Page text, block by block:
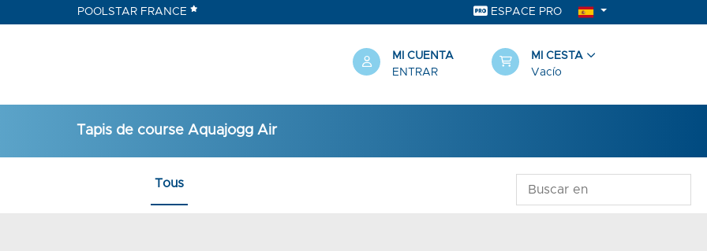
POOLSTAR FRANCE ESPACE PRO
MI CUENTA
ENTRAR
MI CESTA
Vacío
Tapis de course Aquajogg Air
Tous